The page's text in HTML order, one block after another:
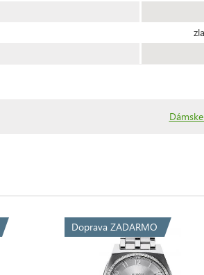
Doprava ZADARMO